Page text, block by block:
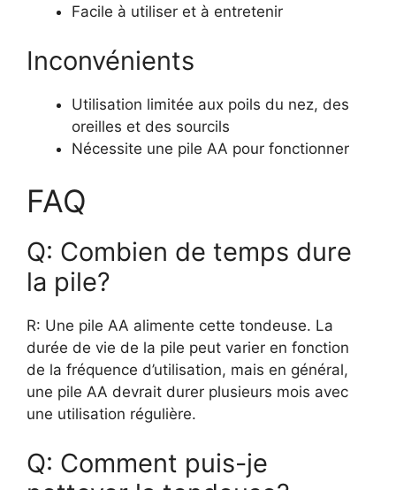
Facile à utiliser et à entretenir
Inconvénients
Utilisation limitée aux poils du nez, des
oreilles et des sourcils
Nécessite une pile AA pour fonctionner
FAQ
Q: Combien de temps dure
la pile?
R: Une pile AA alimente cette tondeuse. La
durée de vie de la pile peut varier en fonction
de la fréquence d’utilisation, mais en général,
une pile AA devrait durer plusieurs mois avec
une utilisation régulière.
Q: Comment puis-je